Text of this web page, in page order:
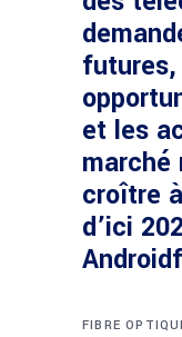
et les
marché
croître
d’ici
FIBRE